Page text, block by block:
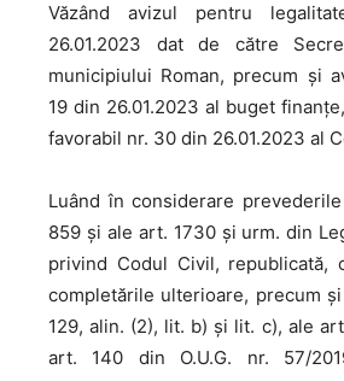
Văzând avizul pentru
26.01.2023 dat de către
municipiului Roman, precum și
19 din 26.01.2023 al buget
favorabil nr. 30 din 26.01.2023 al
Luând în considerare
859 și ale art. 1730 și urm. din
privind Codul Civil, republicată,
completările ulterioare, precum
129, alin. (2), lit. b) și lit. c), ale
art. 140 din O.U.G. nr. 57/